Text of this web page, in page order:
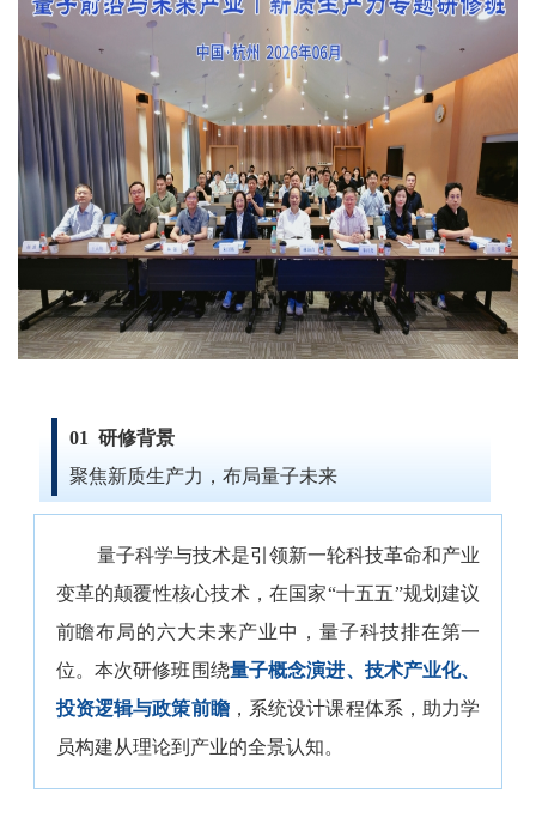
01 研修背景
聚焦新质生产力，布局量子未来
量子科学与技术是引领新一轮科技革命和产业
变革的颠覆性核心技术，在国家“十五五”规划建议
前瞻布局的六大未来产业中，量子科技排在第一
位。本次研修班围绕量子概念演进、技术产业化、
投资逻辑与政策前瞻，系统设计课程体系，助力学
员构建从理论到产业的全景认知。